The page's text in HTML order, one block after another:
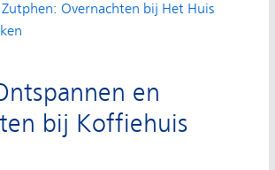
Overnachten bij Het Huis
en
bij Koffiehuis